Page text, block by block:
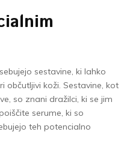
sestavine, ki lahko
občutljivi koži. Sestavine, kot
so znani dražilci, ki se jim
serume, ki so
teh potencialno